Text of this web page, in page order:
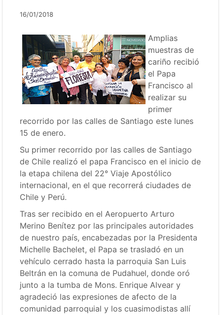
16/01/2018
Amplias
muestras de
cariño recibió
el Papa
Francisco al
realizar su
primer
recorrido por las calles de Santiago este lunes
15 de enero.
Su primer recorrido por las calles de Santiago
de Chile realizó el papa Francisco en el inicio de
la etapa chilena del 22° Viaje Apostólico
internacional, en el que recorrerá ciudades de
Chile y Perú.
Tras ser recibido en el Aeropuerto Arturo
Merino Benítez por las principales autoridades
de nuestro país, encabezadas por la Presidenta
Michelle Bachelet, el Papa se trasladó en un
vehículo cerrado hasta la parroquia San Luis
Beltrán en la comuna de Pudahuel, donde oró
junto a la tumba de Mons. Enrique Alvear y
agradeció las expresiones de afecto de la
comunidad parroquial y los cuasimodistas allí